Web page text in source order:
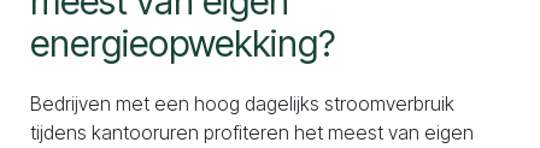
energieopwekking?
Bedrijven met een hoog dagelijks stroomverbruik
tijdens kantooruren profiteren het meest van eigen